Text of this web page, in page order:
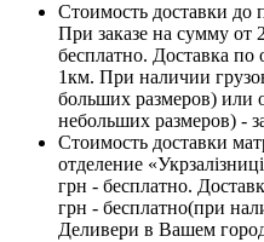
Стоимость доставки до
При заказе на сумму от
бесплатно. Доставка по
1км. При наличии
больших размеров) или
небольших размеров) -
Стоимость доставки
отделение
грн - бесплатно.
грн - бесплатно(при
Деливери в Вашем